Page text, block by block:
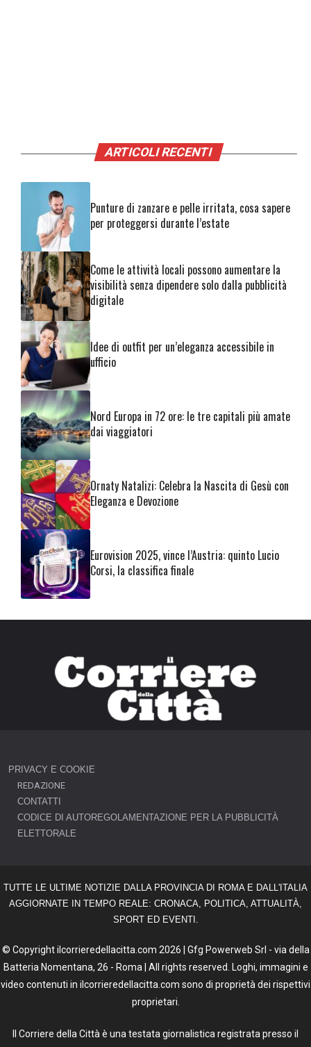
ARTICOLI RECENTI
Punture di zanzare e pelle irritata, cosa sapere
per proteggersi durante l’estate
Come le attività locali possono aumentare la
visibilità senza dipendere solo dalla pubblicità
digitale
Idee di outfit per un’eleganza accessibile in
ufficio
Nord Europa in 72 ore: le tre capitali più amate
dai viaggiatori
Ornaty Natalizi: Celebra la Nascita di Gesù con
Eleganza e Devozione
Eurovision 2025, vince l’Austria: quinto Lucio
Corsi, la classifica finale
PRIVACY E COOKIE
REDAZIONE
CONTATTI
CODICE DI AUTOREGOLAMENTAZIONE PER LA PUBBLICITÀ
ELETTORALE
TUTTE LE ULTIME NOTIZIE DALLA PROVINCIA DI ROMA E DALL'ITALIA
AGGIORNATE IN TEMPO REALE: CRONACA, POLITICA, ATTUALITÀ,
SPORT ED EVENTI.
© Copyright ilcorrieredellacitta.com 2026 | Gfg Powerweb Srl - via della
Batteria Nomentana, 26 - Roma | All rights reserved. Loghi, immagini e
video contenuti in ilcorrieredellacitta.com sono di proprietà dei rispettivi
proprietari.
Il Corriere della Città è una testata giornalistica registrata presso il